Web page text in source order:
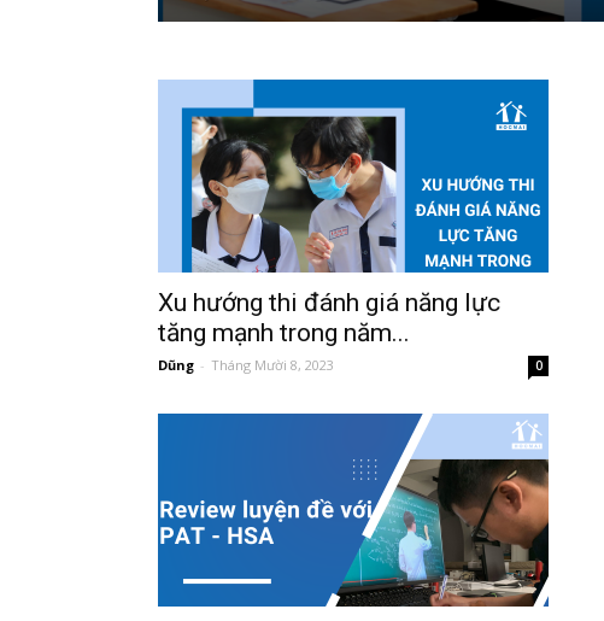
Xu hướng thi đánh giá năng lực
tăng mạnh trong năm...
Dũng - Tháng Mười 8, 2023 0